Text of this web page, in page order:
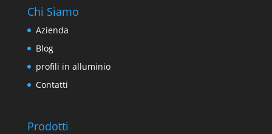
Chi Siamo
Azienda
Blog
profili in alluminio
Contatti
Prodotti